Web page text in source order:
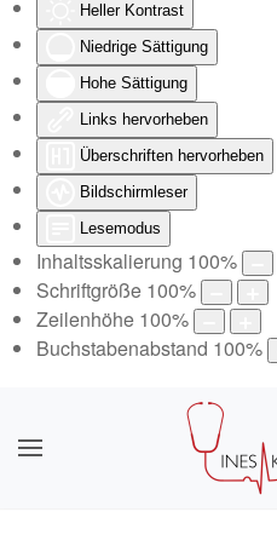
Heller Kontrast
Niedrige Sättigung
Hohe Sättigung
Links hervorheben
Überschriften hervorheben
Bildschirmleser
Lesemodus
Inhaltsskalierung 100%
Schriftgröße 100%
Zeilenhöhe 100%
Buchstabenabstand 100%